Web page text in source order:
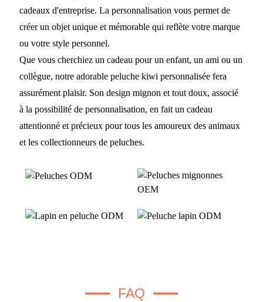
cadeaux d'entreprise. La personnalisation vous permet de
créer un objet unique et mémorable qui reflète votre marque
ou votre style personnel.
Que vous cherchiez un cadeau pour un enfant, un ami ou un
collègue, notre adorable peluche kiwi personnalisée fera
assurément plaisir. Son design mignon et tout doux, associé
à la possibilité de personnalisation, en fait un cadeau
attentionné et précieux pour tous les amoureux des animaux
et les collectionneurs de peluches.
FAQ